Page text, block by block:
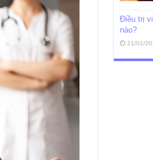
Điều trị
nào?
21/01/